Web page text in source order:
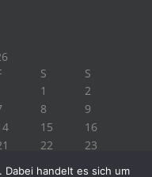
S
S
1
2
8
9
15
16
22
23
handelt es sich um